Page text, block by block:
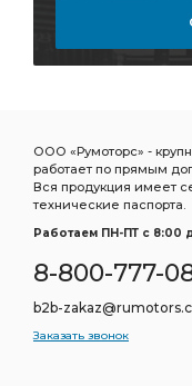
ООО «Румоторс» -
работает по прямым
Вся продукция имеет
технические паспорта.
Работаем ПН-ПТ c 8:00
8-800-777-
b2b-
Заказать звонок